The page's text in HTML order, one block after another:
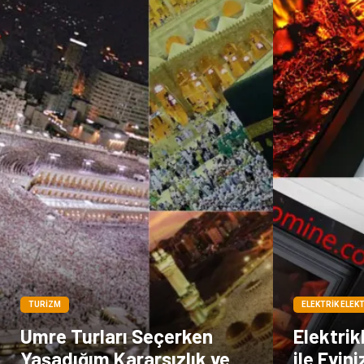
TURIZM
Umre Turları Seçerken
Yaşadığım Kararsızlık ve
ELEKTRIK
ile